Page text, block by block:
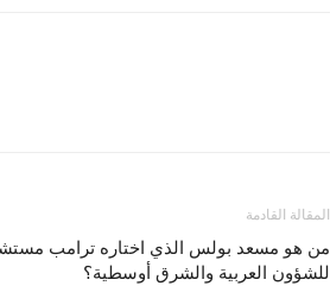
المقالة القادمة
من هو مسعد بولس الذي اختاره ترامب
للشؤون العربية والشرق أوسطية؟